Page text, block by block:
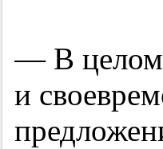
— В целом
и